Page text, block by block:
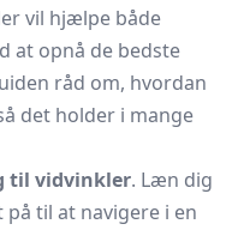
vil hjælpe både
at opnå de bedste
råd om, hvordan
det holder i mange
til vidvinkler. Læn dig
til at navigere i en